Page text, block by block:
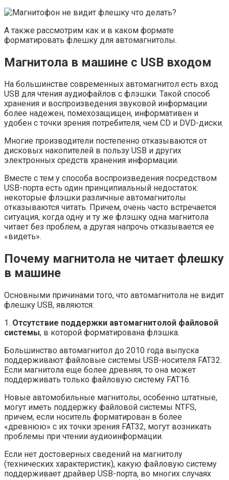
А также рассмотрим как и в каком формате
форматировать флешку для автомагнитолы.
Магнитола в машине с USB входом
На большинстве современных автомагнитол есть вход
USB для чтения аудиофайлов с флэшки. Такой способ
хранения и воспроизведения звуковой информации
более надежен, помехозащищен, информативен и
удобен с точки зрения потребителя, чем CD и DVD-диски.
Многие производители постепенно отказываются от
дисковых накопителей в пользу USB и других
электронных средств хранения информации.
Вместе с тем у способа воспроизведения посредством
USB-порта есть один принципиальный недостаток:
некоторые флэшки различные автомагнитолы
отказываются читать. Причем, очень часто встречается
ситуация, когда одну и ту же флэшку одна магнитола
читает без проблем, а другая напрочь отказывается ее
«видеть».
Почему магнитола не читает флешку
в машине
Основными причинами того, что автомагнитола не видит
флешку USB, являются:
1. Отсутствие поддержки автомагнитолой файловой
системы, в которой форматирована флэшка.
Большинство автомагнитол до 2010 года выпуска
поддерживают файловые системы USB-носителя FAT32.
Если магнитола еще более древняя, то она может
поддерживать только файловую систему FAT16.
Новые автомобильные магнитолы, особенно штатные,
могут иметь поддержку файловой системы NTFS,
причем, если носитель форматирован в более
«древнюю» с их точки зрения FAT32, могут возникать
проблемы при чтении аудиоинформации.
Если нет достоверных сведений на магнитолу
(технических характеристик), какую файловую систему
поддерживает драйвер USB-порта, во многих случаях